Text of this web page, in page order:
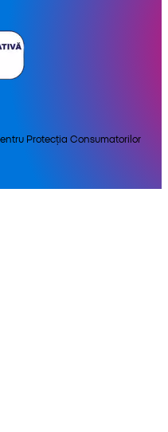
Protecția Consumatorilor